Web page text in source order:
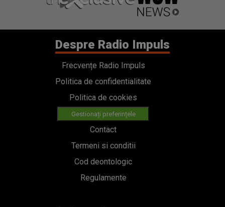
Despre Radio Impuls
Frecvențe Radio Impuls
Politica de confidentialitate
Politica de cookies
Gestionați preferințele
Contact
Termeni si conditii
Cod deontologic
Regulamente